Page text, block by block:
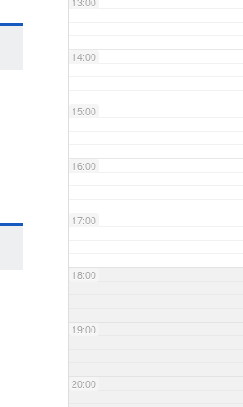
14:00
15:00
16:00
17:00
18:00
19:00
20:00